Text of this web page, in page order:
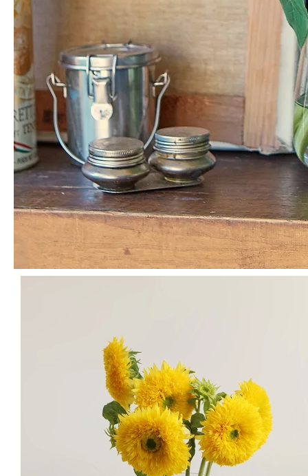
해바라기 하나로 우중충한 날씨가 맑아지는 기분이에요 오늘도 싱싱하게
배달와서 오자마자 다듬어서 화병에 꽂았어요
나*솜님의 실제 후기입니다.